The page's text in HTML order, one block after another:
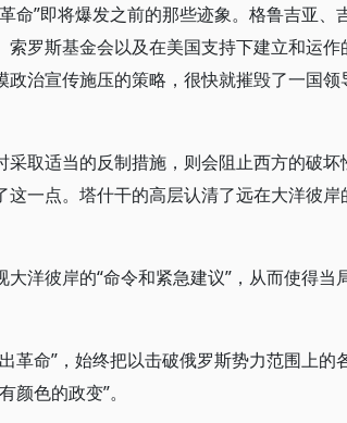
命”即将爆发之前的那些迹象。格鲁吉亚、
索罗斯基金会以及在美国支持下建立和运
政治宣传施压的策略，很快就摧毁了一国
采取适当的反制措施，则会阻止西方的破坏
一点。塔什干的高层认清了远在大洋彼岸
大洋彼岸的“命令和紧急建议”，从而使得
革命”，始终把以击破俄罗斯势力范围上的
颜色的政变”。